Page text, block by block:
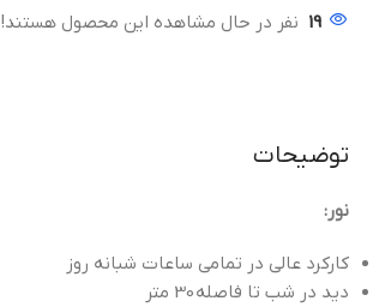
19 نفر در حال مشاهده این محصول هستند!
توضیحات
نور:
کارکرد عالی در تمامی ساعات شبانه روز
دید در شب تا فاصله 30 متر